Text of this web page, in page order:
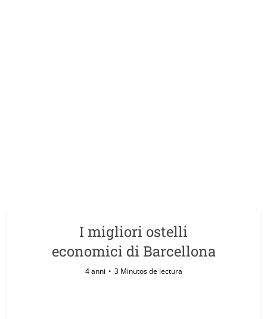
I migliori ostelli
economici di Barcellona
4 anni 3 Minutos de lectura